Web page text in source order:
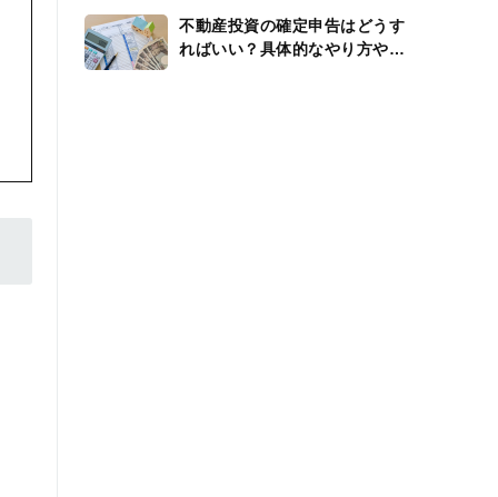
不動産投資の確定申告はどうす
ればいい？具体的なやり方や還